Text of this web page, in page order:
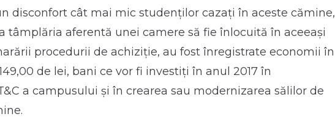
disconfort cât mai mic studenților cazați în aceste cămine,
tâmplăria aferentă unei camere să fie înlocuită în aceeași
procedurii de achiziție, au fost înregistrate economii în
de lei, bani ce vor fi investiți în anul 2017 în
a campusului și în crearea sau modernizarea sălilor de